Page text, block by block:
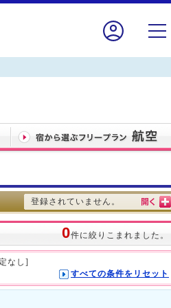
登録されていません。
0件に絞りこまれました。
なし]
すべての条件をリセット